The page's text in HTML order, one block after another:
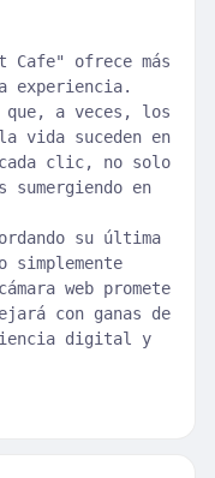
Cafe" ofrece más
experiencia.
que, a veces, los
la vida suceden en
cada clic, no solo
en
su última
web promete
con ganas de
digital y